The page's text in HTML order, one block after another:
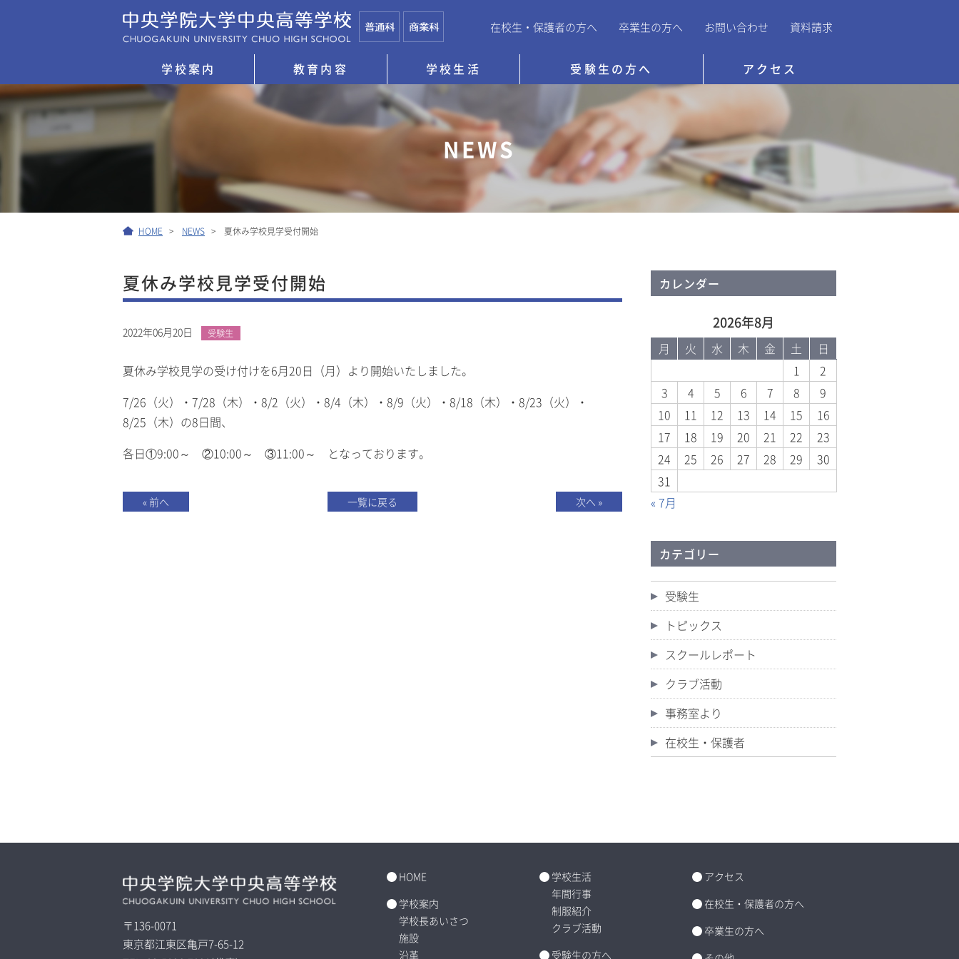
在校生・保護者の方へ 卒業生の方へ お問い合わせ 資料請求
学校案内 教育内容 学校生活 受験生の方へ アクセス
NEWS
HOME NEWS 夏休み学校見学受付開始
夏休み学校見学受付開始
2022年06月20日 受験生
夏休み学校見学の受け付けを6月20日（月）より開始いたしました。
7/26（火）・7/28（木）・8/2（火）・8/4（木）・8/9（火）・8/18（木）・8/23（火）・
8/25（木）の8日間、
各日①9:00～ ②10:00～ ③11:00～ となっております。
« 前へ 一覧に戻る 次へ »
カレンダー
2026年8月
月 火 水 木 金 土
日
1
2
3
4 5 6 7 8
9
10
11 12 13 14 15
16
17
18 19 20 21 22
23
24
25 26 27 28 29
30
31
« 7月
カテゴリー
受験生
トピックス
スクールレポート
クラブ活動
事務室より
在校生・保護者
HOME
学校案内
学校長あいさつ
施設
沿革
学校生活
年間行事
制服紹介
クラブ活動
受験生の方へ
アクセス
在校生・保護者の方へ
卒業生の方へ
〒136-0071
東京都江東区亀戸7-65-12